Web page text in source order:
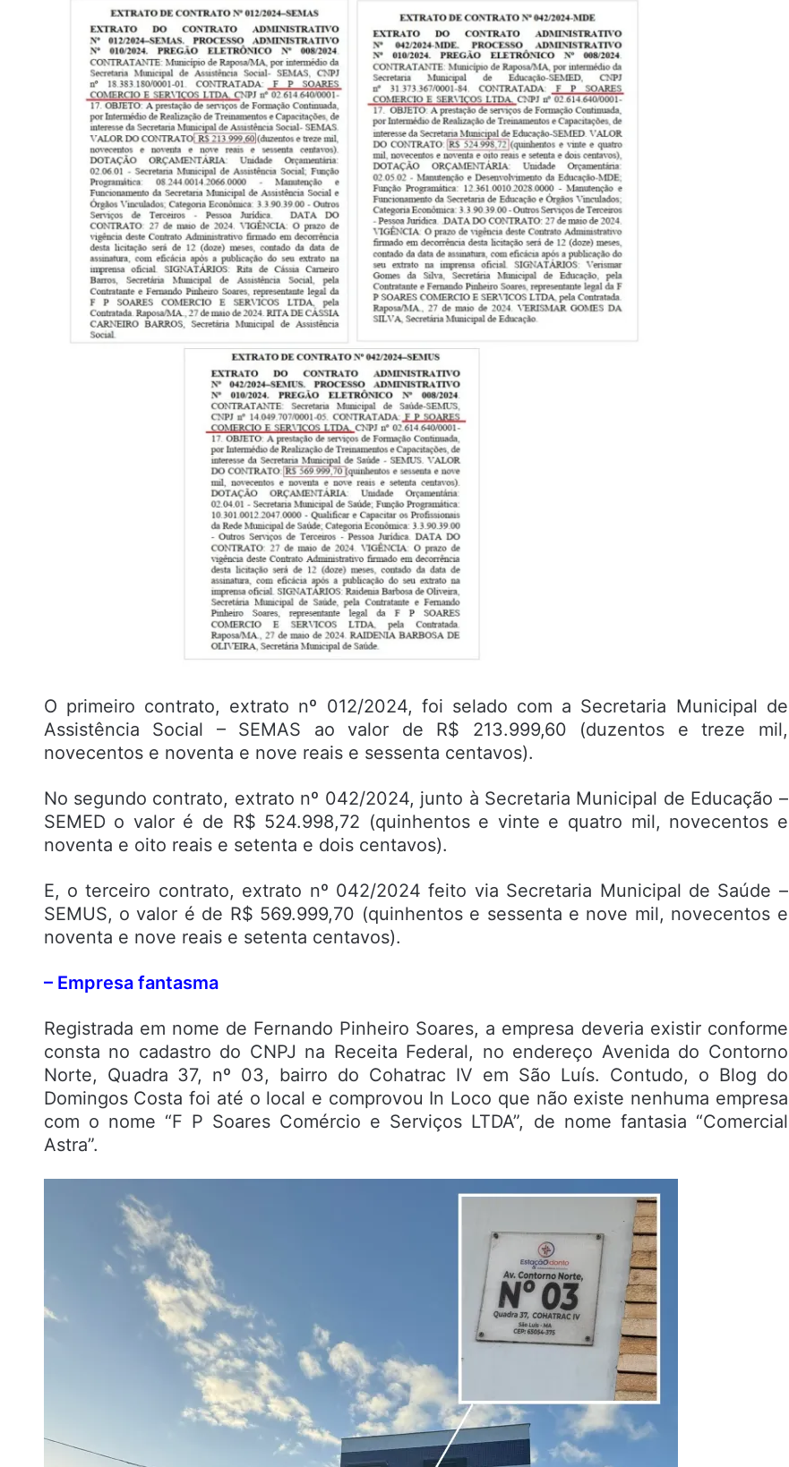
O primeiro contrato, extrato nº 012/2024, foi selado com a Secretaria Municipal de
Assistência Social – SEMAS ao valor de R$ 213.999,60 (duzentos e treze mil,
novecentos e noventa e nove reais e sessenta centavos).
No segundo contrato, extrato nº 042/2024, junto à Secretaria Municipal de Educação –
SEMED o valor é de R$ 524.998,72 (quinhentos e vinte e quatro mil, novecentos e
noventa e oito reais e setenta e dois centavos).
E, o terceiro contrato, extrato nº 042/2024 feito via Secretaria Municipal de Saúde –
SEMUS, o valor é de R$ 569.999,70 (quinhentos e sessenta e nove mil, novecentos e
noventa e nove reais e setenta centavos).
– Empresa fantasma
Registrada em nome de Fernando Pinheiro Soares, a empresa deveria existir conforme
consta no cadastro do CNPJ na Receita Federal, no endereço Avenida do Contorno
Norte, Quadra 37, nº 03, bairro do Cohatrac IV em São Luís. Contudo, o Blog do
Domingos Costa foi até o local e comprovou In Loco que não existe nenhuma empresa
com o nome “F P Soares Comércio e Serviços LTDA”, de nome fantasia “Comercial
Astra”.